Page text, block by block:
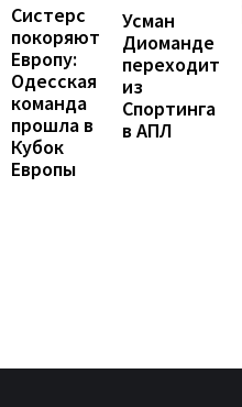
Систерс
покоряют
Европу:
Одесская
команда
прошла в
Кубок
Европы
Усман
Диоманде
переходит
из
Спортинга
в АПЛ